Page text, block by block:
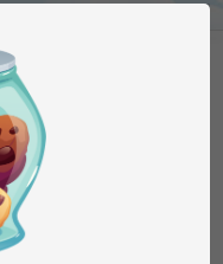
dla
1.6, ...